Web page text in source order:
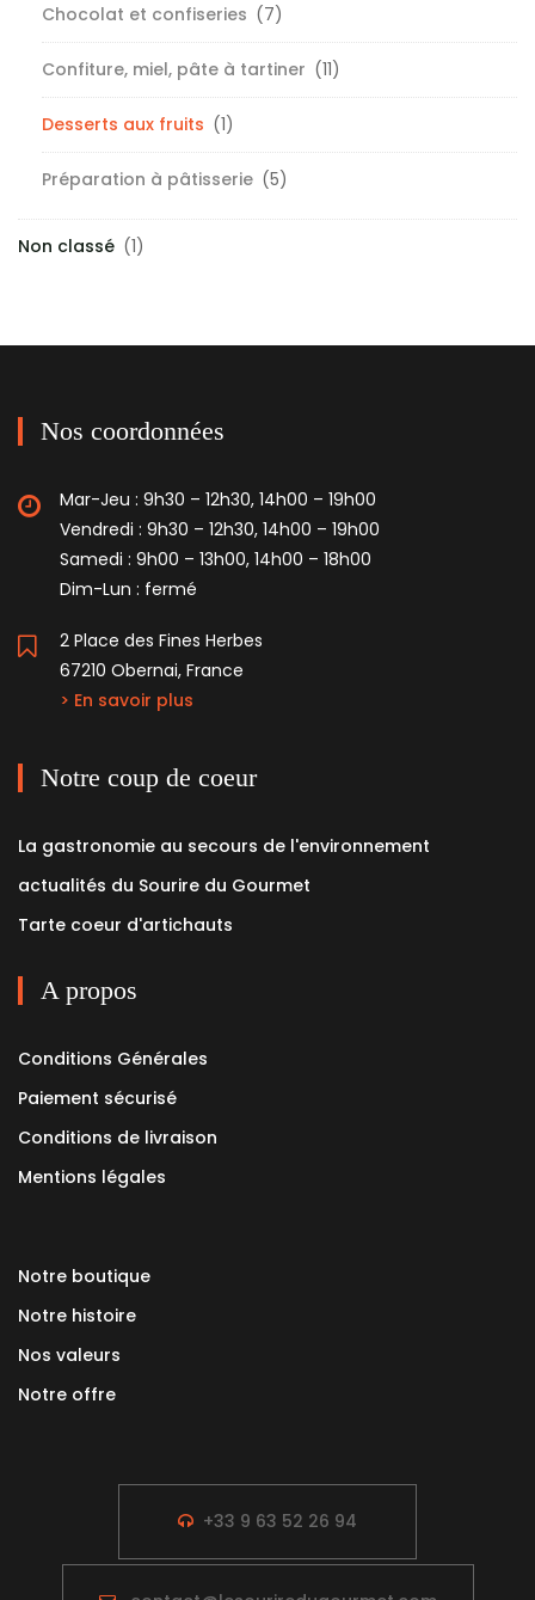
Chocolat et confiseries (7)
Confiture, miel, pâte à tartiner (11)
Desserts aux fruits (1)
Préparation à pâtisserie (5)
Non classé (1)
Nos coordonnées
Mar-Jeu : 9h30 – 12h30, 14h00 – 19h00
Vendredi : 9h30 – 12h30, 14h00 – 19h00
Samedi : 9h00 – 13h00, 14h00 – 18h00
Dim-Lun : fermé
2 Place des Fines Herbes
67210 Obernai, France
> En savoir plus
Notre coup de coeur
La gastronomie au secours de l'environnement
actualités du Sourire du Gourmet
Tarte coeur d'artichauts
A propos
Conditions Générales
Paiement sécurisé
Conditions de livraison
Mentions légales
Notre boutique
Notre histoire
Nos valeurs
Notre offre
+33 9 63 52 26 94